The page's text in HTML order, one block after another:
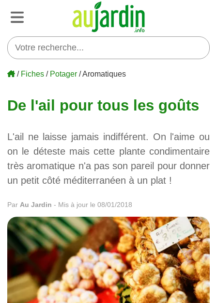
/ Fiches / Potager / Aromatiques
De l'ail pour tous les goûts
L'ail ne laisse jamais indifférent. On l'aime ou
on le déteste mais cette plante condimentaire
très aromatique n'a pas son pareil pour donner
un petit côté méditerranéen à un plat !
Par Au Jardin - Mis à jour le 08/01/2018